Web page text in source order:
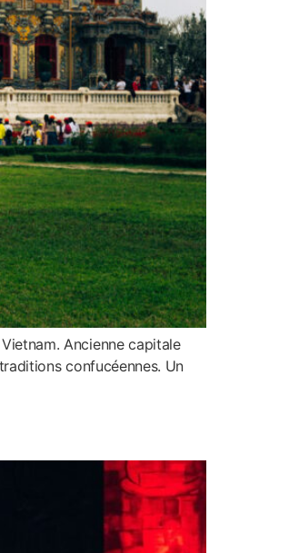
Ancienne capitale
confucéennes. Un